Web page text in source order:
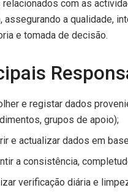
relacionados com as
assegurando a qualidade,
e tomada de decisão.
e registar dados
grupos de apoio);
e actualizar dados em
a consistência,
verificação diária e